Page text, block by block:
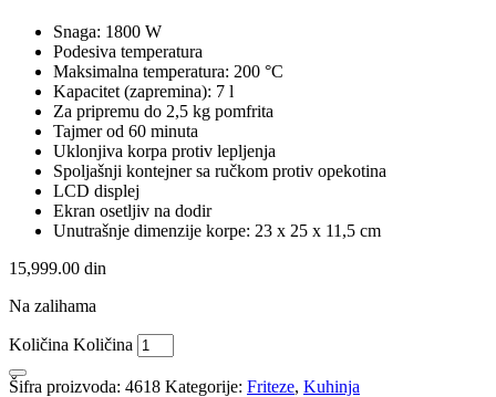
Snaga: 1800 W
Podesiva temperatura
Maksimalna temperatura: 200 °C
Kapacitet (zapremina): 7 l
Za pripremu do 2,5 kg pomfrita
Tajmer od 60 minuta
Uklonjiva korpa protiv lepljenja
Spoljašnji kontejner sa ručkom protiv opekotina
LCD displej
Ekran osetljiv na dodir
Unutrašnje dimenzije korpe: 23 x 25 x 11,5 cm
15,999.00 din
Na zalihama
Količina Količina
Šifra proizvoda: 4618 Kategorije: Friteze, Kuhinja